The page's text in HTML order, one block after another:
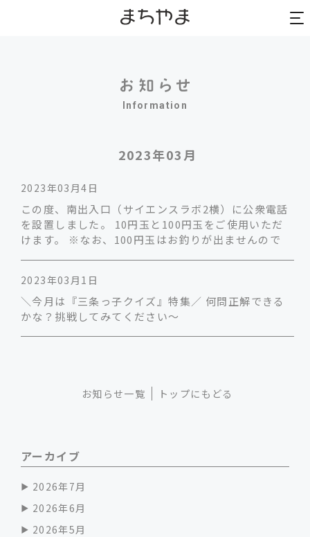
Information
2023年03月
2023年03月4日
この度、南出入口（サイエンスラボ2横）に公衆電話
を設置しました。 10円玉と100円玉をご使用いただ
けます。 ※なお、100円玉はお釣りが出ませんので
2023年03月1日
＼今月は『三条っ子クイズ』特集／ 何問正解できる
かな？挑戦してみてください～
お知らせ一覧 トップにもどる
アーカイブ
2026年7月
2026年6月
2026年5月